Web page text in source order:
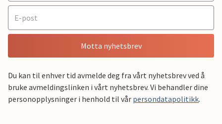
Motta nyhetsbrev
Du kan til enhver tid avmelde deg fra vårt nyhetsbrev ved å
bruke avmeldingslinken i vårt nyhetsbrev. Vi behandler dine
personopplysninger i henhold til vår persondatapolitikk.